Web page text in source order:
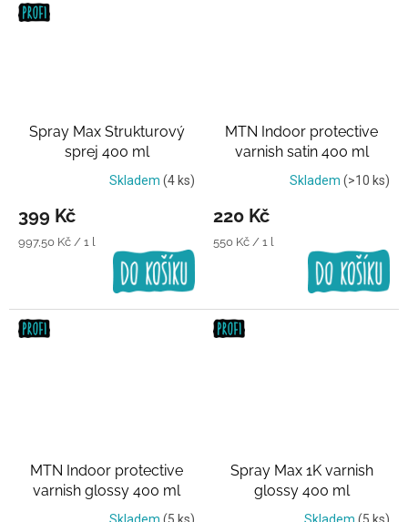
Spray Max Strukturový
sprej 400 ml
Transparentní lak
Skladem (4 ks)
399 Kč
Měrná
997,50 Kč / 1 l
MTN Indoor protective
varnish satin 400 ml
Transparentní lak
Skladem (>10 ks)
220 Kč
Měrná
550 Kč / 1 l
MTN Indoor protective
varnish glossy 400 ml
Transparentní lak
Skladem (5 ks)
Spray Max 1K varnish
glossy 400 ml
Transparentní lak
Skladem (5 ks)